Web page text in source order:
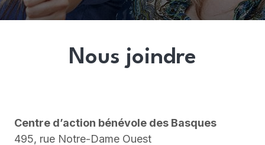
Nous joindre
Centre d’action bénévole des Basques
495, rue Notre-Dame Ouest